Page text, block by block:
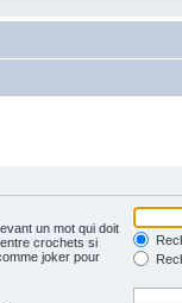
un mot qui doit
entre crochets si
joker pour